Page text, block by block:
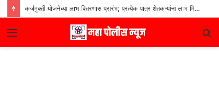
कर्जमुक्ती योजनेच्या लाभ वितरणास प्रारंभ; प्रत्येक पात्र शेतकऱ्यांना लाभ मिळणार– मुख्यमंत्री देवेंद्र फडणवीस
Menu